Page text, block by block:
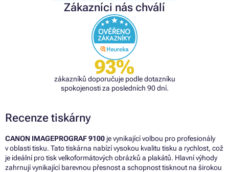
Zákazníci nás chválí
93%
zákazníků doporučuje podle dotazníku
spokojenosti za posledních 90 dní.
Recenze tiskárny
CANON IMAGEPROGRAF 9100 je vynikající volbou pro profesionály
v oblasti tisku. Tato tiskárna nabízí vysokou kvalitu tisku a rychlost, což
je ideální pro tisk velkoformátových obrázků a plakátů. Hlavní výhody
zahrnují vynikající barevnou přesnost a schopnost tisknout na širokou